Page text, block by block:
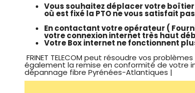
Vous souhaitez déplacer votre
où est fixé la PTO ne vous satisfait
En contactant votre opérateur (
votre connexion internet très haut
Votre Box internet ne fonctionnent
FRINET TELECOM peut résoudre vos
également la remise en conformité de votre
dépannage fibre Pyrénées-Atlantiques |